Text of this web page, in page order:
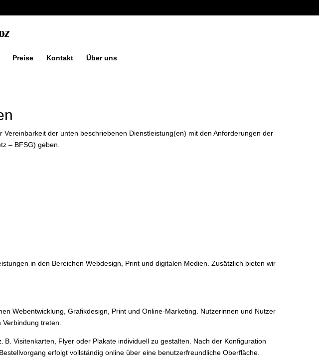
Preise Kontakt Über uns
der unten beschriebenen Dienstleistung(en) mit den Anforderungen der
– BFSG) geben.
in den Bereichen Webdesign, Print und digitalen Medien. Zusätzlich bieten wir
Webentwicklung, Grafikdesign, Print und Online-Marketing. Nutzerinnen und Nutzer
treten.
Visitenkarten, Flyer oder Plakate individuell zu gestalten. Nach der Konfiguration
erfolgt vollständig online über eine benutzerfreundliche Oberfläche.